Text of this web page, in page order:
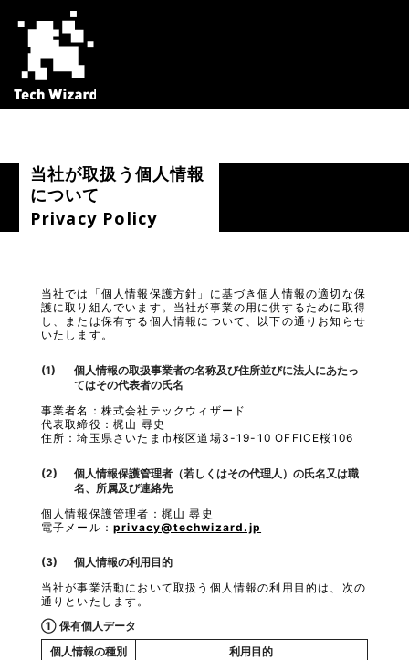
当社が取扱う個人情報
について
Privacy Policy
当社では「個人情報保護方針」に基づき個人情報の適切な保
護に取り組んでいます。当社が事業の用に供するために取得
し、または保有する個人情報について、以下の通りお知らせ
いたします。
個人情報の取扱事業者の名称及び住所並びに法人にあたっ
てはその代表者の氏名
事業者名：株式会社テックウィザード
代表取締役：梶山 尋史
住所：埼玉県さいたま市桜区道場3-19-10 OFFICE桜106
個人情報保護管理者（若しくはその代理人）の氏名又は職
名、所属及び連絡先
個人情報保護管理者：梶山 尋史
電子メール： privacy@techwizard.jp
個人情報の利用目的
当社が事業活動において取扱う個人情報の利用目的は、次の
通りといたします。
① 保有個人データ
個人情報の種別
利用目的